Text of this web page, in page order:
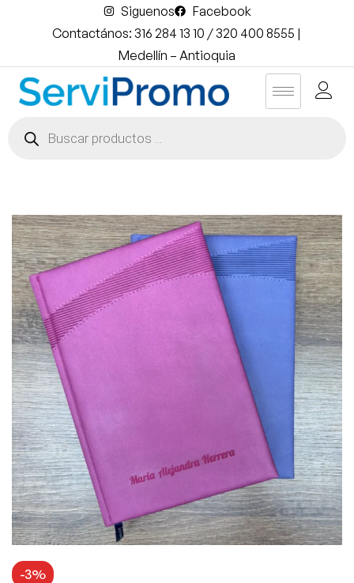
Siguenos
Facebook
Contactános: 316 284 13 10 / 320 400 8555 |
Medellín – Antioquia
-3%